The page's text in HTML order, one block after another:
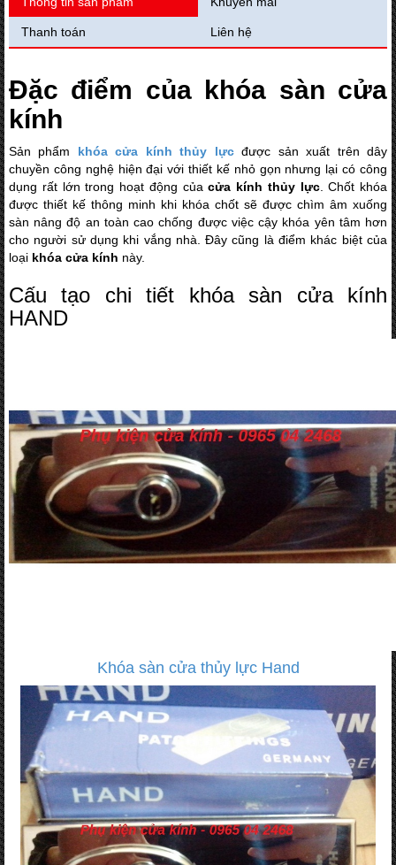
Thanh toán Liên hệ
Đặc điểm của khóa sàn cửa
kính
Sản phẩm khóa cửa kính thủy lựcđược sản xuất trên dây
chuyền công nghệ hiện đại với thiết kế nhỏ gọn nhưng lại có công
dụng rất lớn trong hoạt động củacửa kính thủy lực. Chốt khóa
được thiết kế thông minh khi khóa chốt sẽ được chìm âm xuống
sàn nâng độ an toàn cao chống được việc cậy khóa yên tâm hơn
cho người sử dụng khi vắng nhà. Đây cũng là điểm khác biệt của
loại khóa cửa kính này.
Cấu tạo chi tiết khóa sàn cửa kính
HAND
Khóa sàn cửa thủy lực Hand